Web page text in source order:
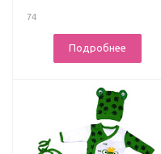
74
Подробнее